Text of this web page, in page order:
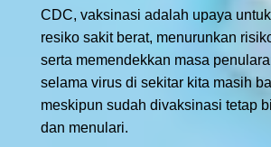
CDC, vaksinasi adalah upaya
resiko sakit berat, menurunkan
serta memendekkan masa
selama virus di sekitar kita masih
meskipun sudah divaksinasi tetap
dan menulari.